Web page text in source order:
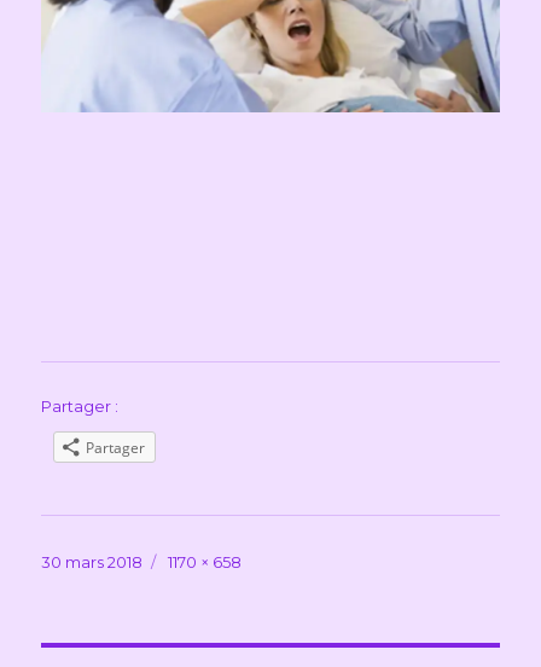
Partager :
Partager
Publié
30 mars 2018
Taille
1170 × 658